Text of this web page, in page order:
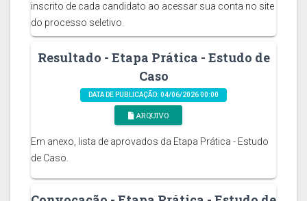
inscrito de cada candidato ao acessar sua conta no site
do processo seletivo.
Resultado - Etapa Prática - Estudo de
Caso
DATA DE PUBLICAÇÃO: 04/06/2026 00:00
ARQUIVO
Em anexo, lista de aprovados da Etapa Prática - Estudo
de Caso.